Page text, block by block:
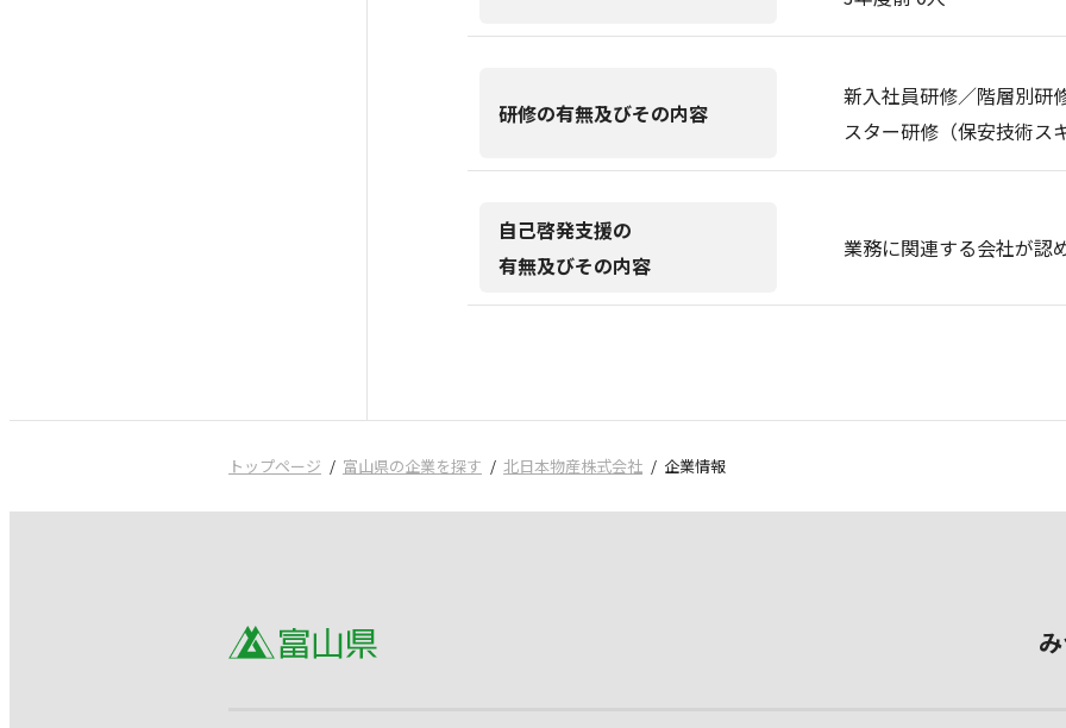
研修の有無及びその内容
新入社員研修／階層別研
スター研修（保安技術ス
自己啓発支援の
有無及びその内容
業務に関連する会社が認
トップページ 富山県の企業を探す 北日本物産株式会社 企業情報